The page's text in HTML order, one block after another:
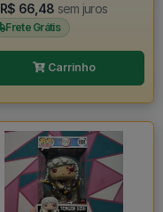
R$ 66,48 sem juros
Frete Grátis
Carrinho